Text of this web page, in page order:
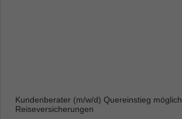
Kundenberater (m/w/d) Quereinstieg möglich,
Reiseversicherungen